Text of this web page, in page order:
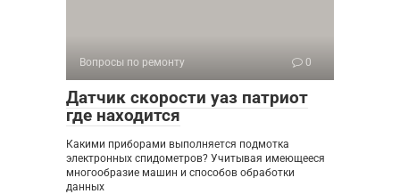
Вопросы по ремонту 0
Датчик скорости уаз патриот
где находится
Какими приборами выполняется подмотка
электронных спидометров? Учитывая имеющееся
многообразие машин и способов обработки
данных